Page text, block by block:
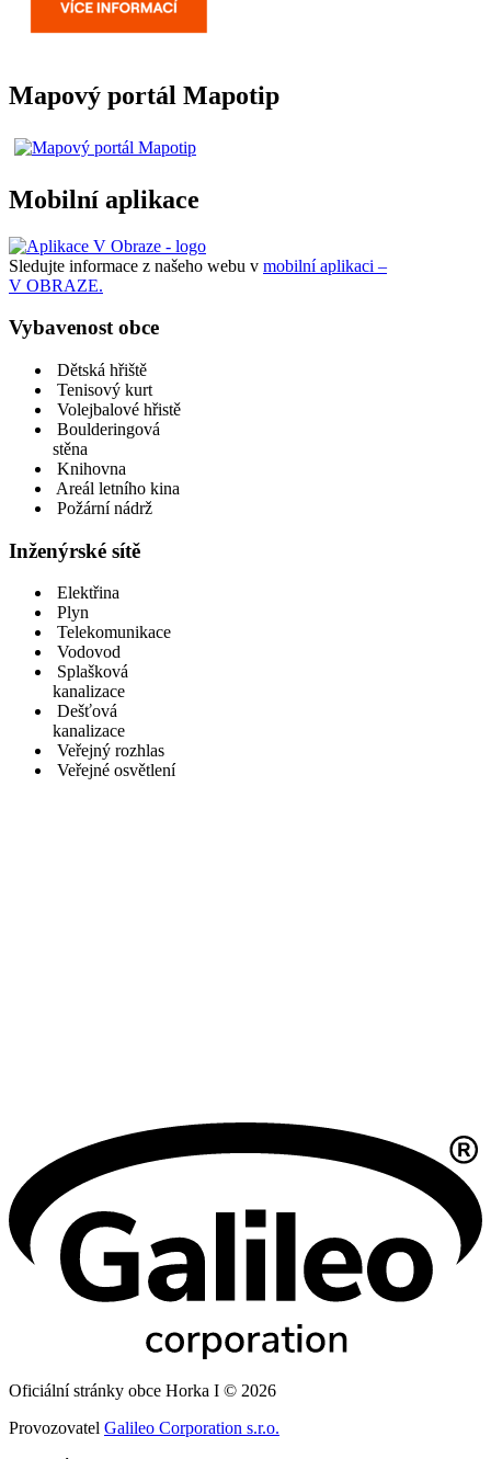
Mapový portál Mapotip
Mobilní aplikace
Sledujte informace z našeho webu v mobilní aplikaci –
V OBRAZE.
Vybavenost obce
Dětská hřiště
Tenisový kurt
Volejbalové hřistě
Boulderingová
stěna
Knihovna
Areál letního kina
Požární nádrž
Inženýrské sítě
Elektřina
Plyn
Telekomunikace
Vodovod
Splašková
kanalizace
Dešťová
kanalizace
Veřejný rozhlas
Veřejné osvětlení
Oficiální stránky obce Horka I © 2026
Provozovatel Galileo Corporation s.r.o.